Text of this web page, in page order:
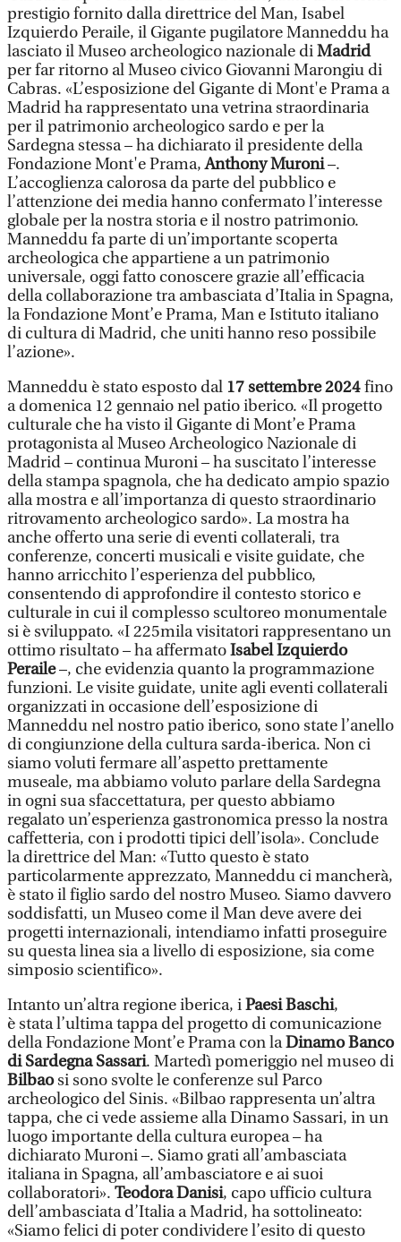
prestigio fornito dalla direttrice del Man, Isabel
Izquierdo Peraile, il Gigante pugilatore Manneddu ha
lasciato il Museo archeologico nazionale diMadrid
per far ritorno al Museo civico Giovanni Marongiu di
Cabras. «L’esposizione del Gigante di Mont'e Prama a
Madrid ha rappresentato una vetrina straordinaria
per il patrimonio archeologico sardo e per la
Sardegna stessa – ha dichiarato il presidente della
Fondazione Mont'e Prama,Anthony Muroni–.
L’accoglienza calorosa da parte del pubblico e
l’attenzione dei media hanno confermato l’interesse
globale per la nostra storia e il nostro patrimonio.
Manneddu fa parte di un’importante scoperta
archeologica che appartiene a un patrimonio
universale, oggi fatto conoscere grazie all’efficacia
della collaborazione tra ambasciata d’Italia in Spagna,
la Fondazione Mont’e Prama, Man e Istituto italiano
di cultura di Madrid, che uniti hanno reso possibile
l’azione».
Manneddu è stato esposto dal 17 settembre 2024fino
a domenica 12 gennaio nel patio iberico. «Il progetto
culturale che ha visto il Gigante di Mont’e Prama
protagonista al Museo Archeologico Nazionale di
Madrid – continua Muroni – ha suscitato l’interesse
della stampa spagnola, che ha dedicato ampio spazio
alla mostra e all’importanza di questo straordinario
ritrovamento archeologico sardo». La mostra ha
anche offerto una serie di eventi collaterali, tra
conferenze, concerti musicali e visite guidate, che
hanno arricchito l’esperienza del pubblico,
consentendo di approfondire il contesto storico e
culturale in cui il complesso scultoreo monumentale
si è sviluppato. «I 225mila visitatori rappresentano un
ottimo risultato – ha affermatoIsabel Izquierdo
Peraile–, che evidenzia quanto la programmazione
funzioni. Le visite guidate, unite agli eventi collaterali
organizzati in occasione dell’esposizione di
Manneddu nel nostro patio iberico, sono state l’anello
di congiunzione della cultura sarda-iberica. Non ci
siamo voluti fermare all’aspetto prettamente
museale, ma abbiamo voluto parlare della Sardegna
in ogni sua sfaccettatura, per questo abbiamo
regalato un’esperienza gastronomica presso la nostra
caffetteria, con i prodotti tipici dell’isola». Conclude
la direttrice del Man: «Tutto questo è stato
particolarmente apprezzato, Manneddu ci mancherà,
è stato il figlio sardo del nostro Museo. Siamo davvero
soddisfatti, un Museo come il Man deve avere dei
progetti internazionali, intendiamo infatti proseguire
su questa linea sia a livello di esposizione, sia come
simposio scientifico».
Intanto un’altra regione iberica, iPaesi Baschi,
è stata l’ultima tappa del progetto di comunicazione
della Fondazione Mont’e Prama con laDinamo Banco
di Sardegna Sassari. Martedì pomeriggio nel museo di
Bilbaosi sono svolte le conferenze sul Parco
archeologico del Sinis. «Bilbao rappresenta un’altra
tappa, che ci vede assieme alla Dinamo Sassari, in un
luogo importante della cultura europea – ha
dichiarato Muroni –. Siamo grati all’ambasciata
italiana in Spagna, all’ambasciatore e ai suoi
collaboratori». Teodora Danisi, capo ufficio cultura
dell’ambasciata d’Italia a Madrid, ha sottolineato:
«Siamo felici di poter condividere l’esito di questo